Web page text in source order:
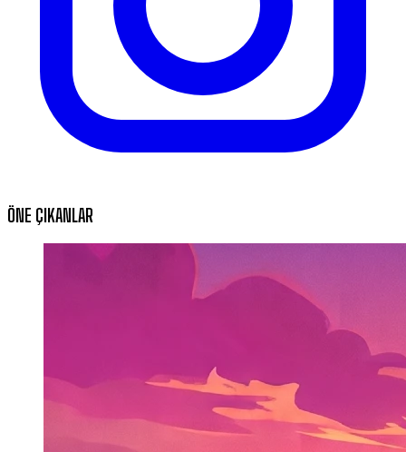
ÖNE ÇIKANLAR